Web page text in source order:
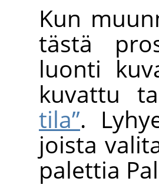
Kun
tästä
luonti
kuvattu
tila”.
joista
palettia